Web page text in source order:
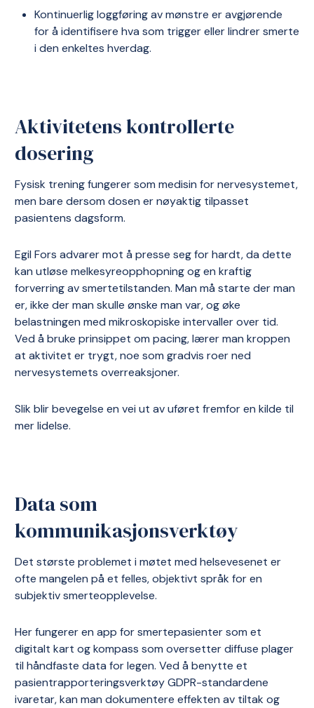
Kontinuerlig loggføring av mønstre er avgjørende
for å identifisere hva som trigger eller lindrer smerte
i den enkeltes hverdag.
Aktivitetens kontrollerte
dosering
Fysisk trening fungerer som medisin for nervesystemet,
men bare dersom dosen er nøyaktig tilpasset
pasientens dagsform.
Egil Fors advarer mot å presse seg for hardt, da dette
kan utløse melkesyreopphopning og en kraftig
forverring av smertetilstanden. Man må starte der man
er, ikke der man skulle ønske man var, og øke
belastningen med mikroskopiske intervaller over tid.
Ved å bruke prinsippet om pacing, lærer man kroppen
at aktivitet er trygt, noe som gradvis roer ned
nervesystemets overreaksjoner.
Slik blir bevegelse en vei ut av uføret fremfor en kilde til
mer lidelse.
Data som
kommunikasjonsverktøy
Det største problemet i møtet med helsevesenet er
ofte mangelen på et felles, objektivt språk for en
subjektiv smerteopplevelse.
Her fungerer en app for smertepasienter som et
digitalt kart og kompass som oversetter diffuse plager
til håndfaste data for legen. Ved å benytte et
pasientrapporteringsverktøy GDPR-standardene
ivaretar, kan man dokumentere effekten av tiltak og